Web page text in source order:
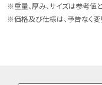
ケース表面処理
※重量、厚み、サイズは参考値
※価格及び仕様は、予告なく変